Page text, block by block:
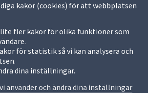
kakor (cookies) för att webbplatsen
fler kakor för olika funktioner som
för statistik så vi kan analysera och
dina inställningar.
använder och ändra dina inställningar
och diarium